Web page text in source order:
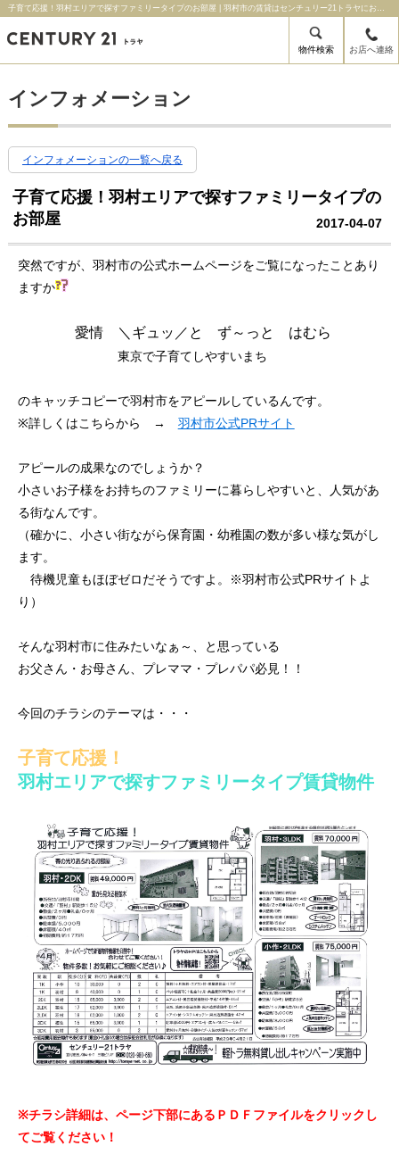
子育て応援！羽村エリアで探すファミリータイプのお部屋 | 羽村市の賃貸はセンチュリー21トラヤにお任せ下さい！
物件検索 お店へ連絡
インフォメーション
インフォメーションの一覧へ戻る
子育て応援！羽村エリアで探すファミリータイプの
お部屋
2017-04-07
突然ですが、羽村市の公式ホームページをご覧になったことあり
ますか
愛情 ＼ギュッ／と ず～っと はむら
東京で子育てしやすいまち
のキャッチコピーで羽村市をアピールしているんです。
※詳しくはこちらから → 羽村市公式PRサイト
アピールの成果なのでしょうか？
小さいお子様をお持ちのファミリーに暮らしやすいと、人気があ
る街なんです。
（確かに、小さい街ながら保育園・幼稚園の数が多い様な気がし
ます。
待機児童もほぼゼロだそうですよ。※羽村市公式PRサイトよ
り）
そんな羽村市に住みたいなぁ～、と思っている
お父さん・お母さん、プレママ・プレパパ必見！！
今回のチラシのテーマは・・・
子育て応援！
羽村エリアで探すファミリータイプ賃貸物件
※チラシ詳細は、ページ下部にあるＰＤＦファイルをクリックし
てご覧ください！